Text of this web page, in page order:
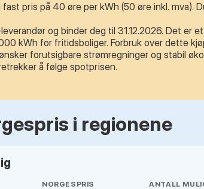
pris på 40 øre per kWh (50 øre inkl. mva).
og binder deg til 31.12.2026. Det er
kWh for fritidsboliger. Forbruk over dette
forutsigbare strømregninger og stabil
å følge spotprisen.
i regionene
NORGESPRIS ANTALL